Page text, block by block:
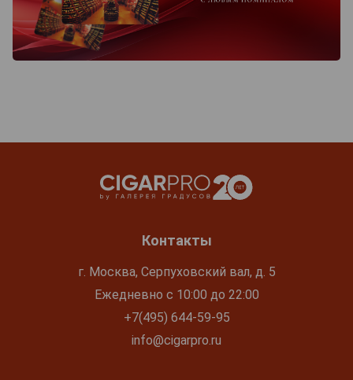
Контакты
г. Москва, Серпуховский вал, д. 5
Ежедневно с 10:00 до 22:00
+7(495) 644-59-95
info@cigarpro.ru